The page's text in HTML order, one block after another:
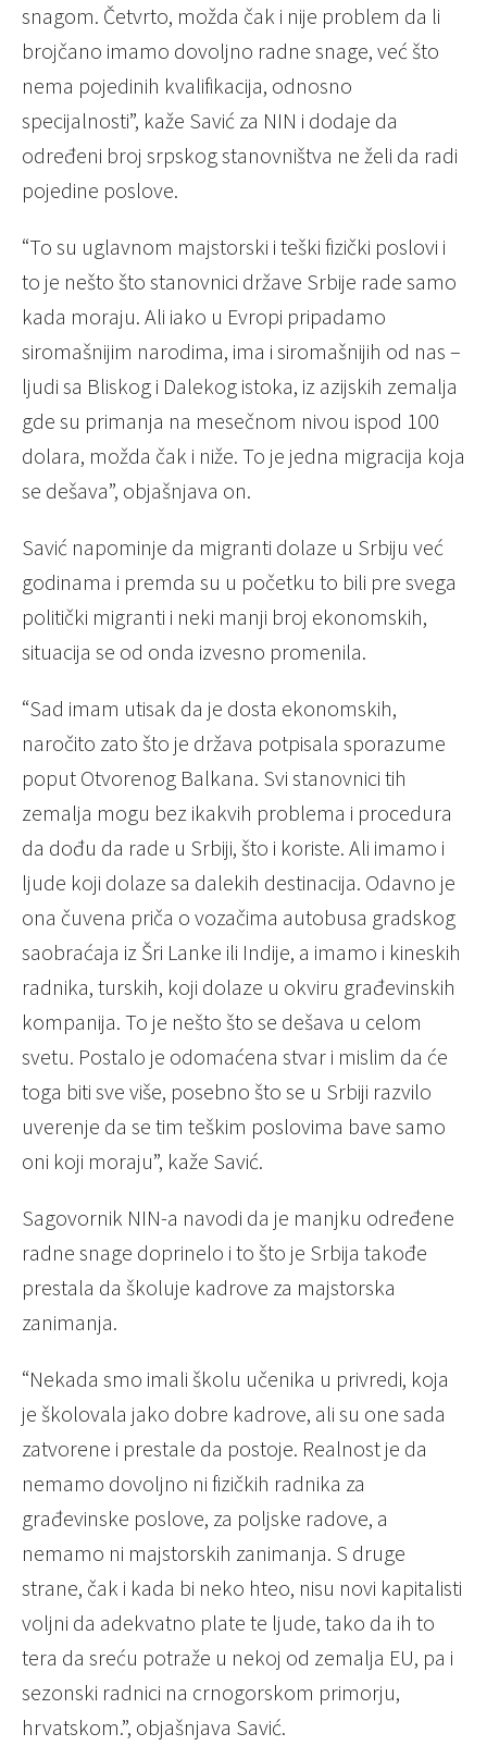
snagom. Četvrto, možda čak i nije problem da li
brojčano imamo dovoljno radne snage, već što
nema pojedinih kvalifikacija, odnosno
specijalnosti”, kaže Savić za NIN i dodaje da
određeni broj srpskog stanovništva ne želi da radi
pojedine poslove.
“To su uglavnom majstorski i teški fizički poslovi i
to je nešto što stanovnici države Srbije rade samo
kada moraju. Ali iako u Evropi pripadamo
siromašnijim narodima, ima i siromašnijih od nas –
ljudi sa Bliskog i Dalekog istoka, iz azijskih zemalja
gde su primanja na mesečnom nivou ispod 100
dolara, možda čak i niže. To je jedna migracija koja
se dešava”, objašnjava on.
Savić napominje da migranti dolaze u Srbiju već
godinama i premda su u početku to bili pre svega
politički migranti i neki manji broj ekonomskih,
situacija se od onda izvesno promenila.
“Sad imam utisak da je dosta ekonomskih,
naročito zato što je država potpisala sporazume
poput Otvorenog Balkana. Svi stanovnici tih
zemalja mogu bez ikakvih problema i procedura
da dođu da rade u Srbiji, što i koriste. Ali imamo i
ljude koji dolaze sa dalekih destinacija. Odavno je
ona čuvena priča o vozačima autobusa gradskog
saobraćaja iz Šri Lanke ili Indije, a imamo i kineskih
radnika, turskih, koji dolaze u okviru građevinskih
kompanija. To je nešto što se dešava u celom
svetu. Postalo je odomaćena stvar i mislim da će
toga biti sve više, posebno što se u Srbiji razvilo
uverenje da se tim teškim poslovima bave samo
oni koji moraju”, kaže Savić.
Sagovornik NIN-a navodi da je manjku određene
radne snage doprinelo i to što je Srbija takođe
prestala da školuje kadrove za majstorska
zanimanja.
“Nekada smo imali školu učenika u privredi, koja
je školovala jako dobre kadrove, ali su one sada
zatvorene i prestale da postoje. Realnost je da
nemamo dovoljno ni fizičkih radnika za
građevinske poslove, za poljske radove, a
nemamo ni majstorskih zanimanja. S druge
strane, čak i kada bi neko hteo, nisu novi kapitalisti
voljni da adekvatno plate te ljude, tako da ih to
tera da sreću potraže u nekoj od zemalja EU, pa i
sezonski radnici na crnogorskom primorju,
hrvatskom.”, objašnjava Savić.